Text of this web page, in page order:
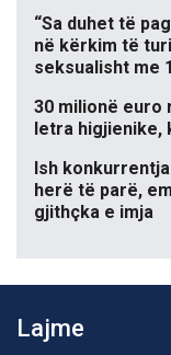
“Sa duhet të
në kërkim të
seksualisht me
30 milionë euro
letra higjienike,
Ish konkurrentja
herë të parë,
gjithçka e imja
Lajme